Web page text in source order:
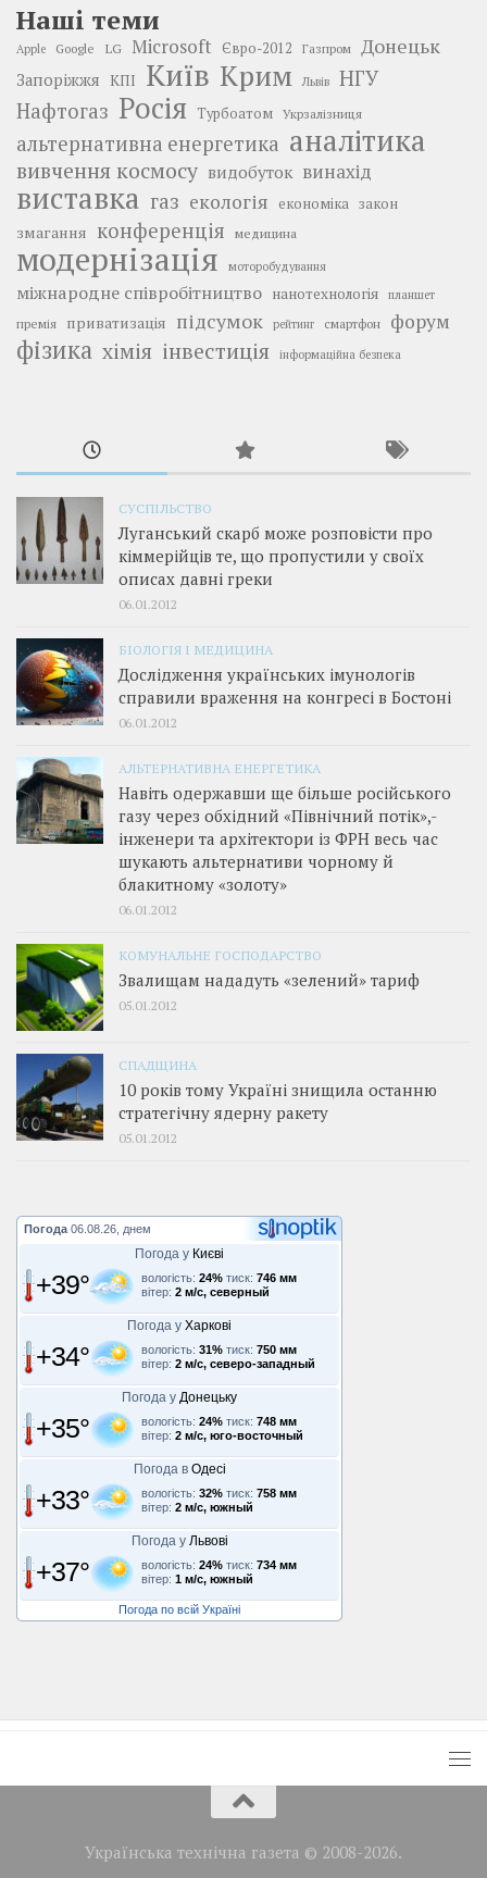
Наші теми
Apple Google LG Microsoft Євро-2012 Газпром Донецьк
Запоріжжя КПІ Київ Крим Львів
НГУ
Нафтогаз Росія Турбоатом Укрзалізниця
альтернативна енергетика аналітика
вивчення космосу видобуток винахід
виставка газ екологія економіка закон
змагання конференція медицина
модернізація моторобудування
міжнародне співробітництво нанотехнологія планшет
премія приватизація підсумок рейтинг смартфон форум
фізика хімія інвестиція інформаційна безпека
СУСПІЛЬСТВО
Луганський скарб може розповісти про
кіммерійців те, що пропустили у своїх
описах давні греки
06.01.2012
БІОЛОГІЯ І МЕДИЦИНА
Дослідження українських імунологів
справили враження на конгресі в Бостоні
06.01.2012
АЛЬТЕРНАТИВНА ЕНЕРГЕТИКА
Навіть одержавши ще більше російського
газу через обхідний «Північний потік»,­
інженери та архітектори із ФРН весь час
шукають альтернативи чорному й
блакитному «золоту»
06.01.2012
КОМУНАЛЬНЕ ГОСПОДАРСТВО
Звалищам нададуть «зелений» тариф
05.01.2012
СПАДЩИНА
10 років тому Україні знищила останню
стратегічну ядерну ракету
05.01.2012
Погода 06.08.26, днем
Погода у Києві
+39° вологість: 24% тиск: 746 мм
вітер: 2 м/с, северный
Погода у Харкові
+34° вологість: 31% тиск: 750 мм
вітер: 2 м/с, северо-западный
Погода у Донецьку
+35° вологість: 24% тиск: 748 мм
вітер: 2 м/с, юго-восточный
Погода в Одесі
+33° вологість: 32% тиск: 758 мм
вітер: 2 м/с, южный
Погода у Львові
+37° вологість: 24% тиск: 734 мм
вітер: 1 м/с, южный
Погода по всій Україні
Українська технічна газета © 2008-2026.